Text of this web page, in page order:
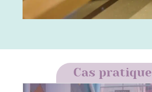
Cas pratique